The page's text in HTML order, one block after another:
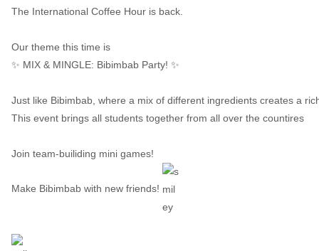
The International Coffee Hour is back.
Our theme this time is
✨ MIX & MINGLE: Bibimbab Party! ✨
Just like Bibimbab, where a mix of different ingredients creates a
This event brings all students together from all over the countires
Join team-builiding mini games!
Make Bibimbab with new friends!